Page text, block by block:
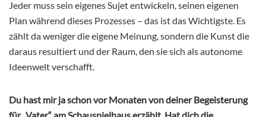
Jeder muss sein eigenes Sujet entwickeln, seinen eigenen
Plan während dieses Prozesses – das ist das Wichtigste. Es
zählt da weniger die eigene Meinung, sondern die Kunst die
daraus resultiert und der Raum, den sie sich als autonome
Ideenwelt verschafft.
Du hast mir ja schon vor Monaten von deiner Begeisterung